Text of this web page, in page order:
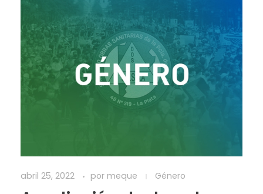
abril 25, 2022 por meque Género